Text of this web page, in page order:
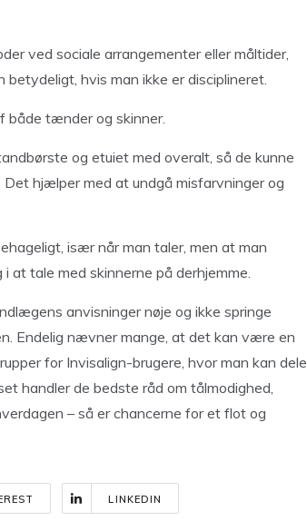
ved sociale arrangementer eller måltider,
hvis man ikke er disciplineret.
både tænder og skinner.
og etuiet med overalt, så de kunne
hjælper med at undgå misfarvninger og
især når man taler, men at man
tale med skinnerne på derhjemme.
anvisninger nøje og ikke springe
Endelig nævner mange, at det kan være en
for Invisalign-brugere, hvor man kan dele
handler de bedste råd om tålmodighed,
– så er chancerne for et flot og
LINKEDIN